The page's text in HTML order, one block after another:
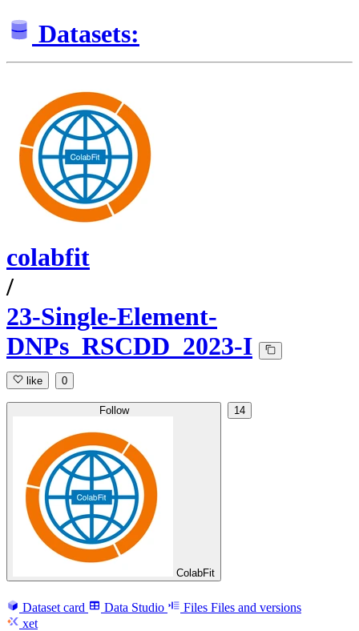
Datasets:
colabfit
/
23-Single-Element-
DNPs_RSCDD_2023-I
like 0
Follow
ColabFit
14
Dataset card Data Studio Files Files and versions
xet